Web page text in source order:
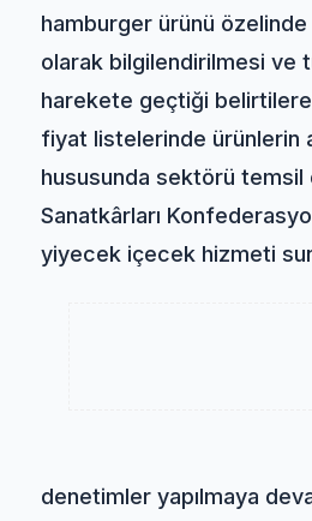
hamburger ürünü
olarak bilgilendirilmesi ve
harekete geçtiği
fiyat listelerinde ürünlerin
hususunda sektörü temsil
Sanatkârları
yiyecek içecek hizmeti
denetimler yapılmaya